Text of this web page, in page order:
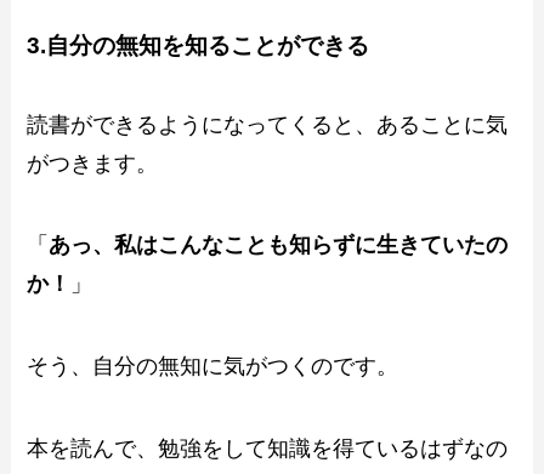
3.自分の無知を知ることができる
読書ができるようになってくると、あることに気
がつきます。
「 あっ、私はこんなことも知らずに生きていたの
か！
」
そう、自分の無知に気がつくのです。
本を読んで、勉強をして知識を得ているはずなの